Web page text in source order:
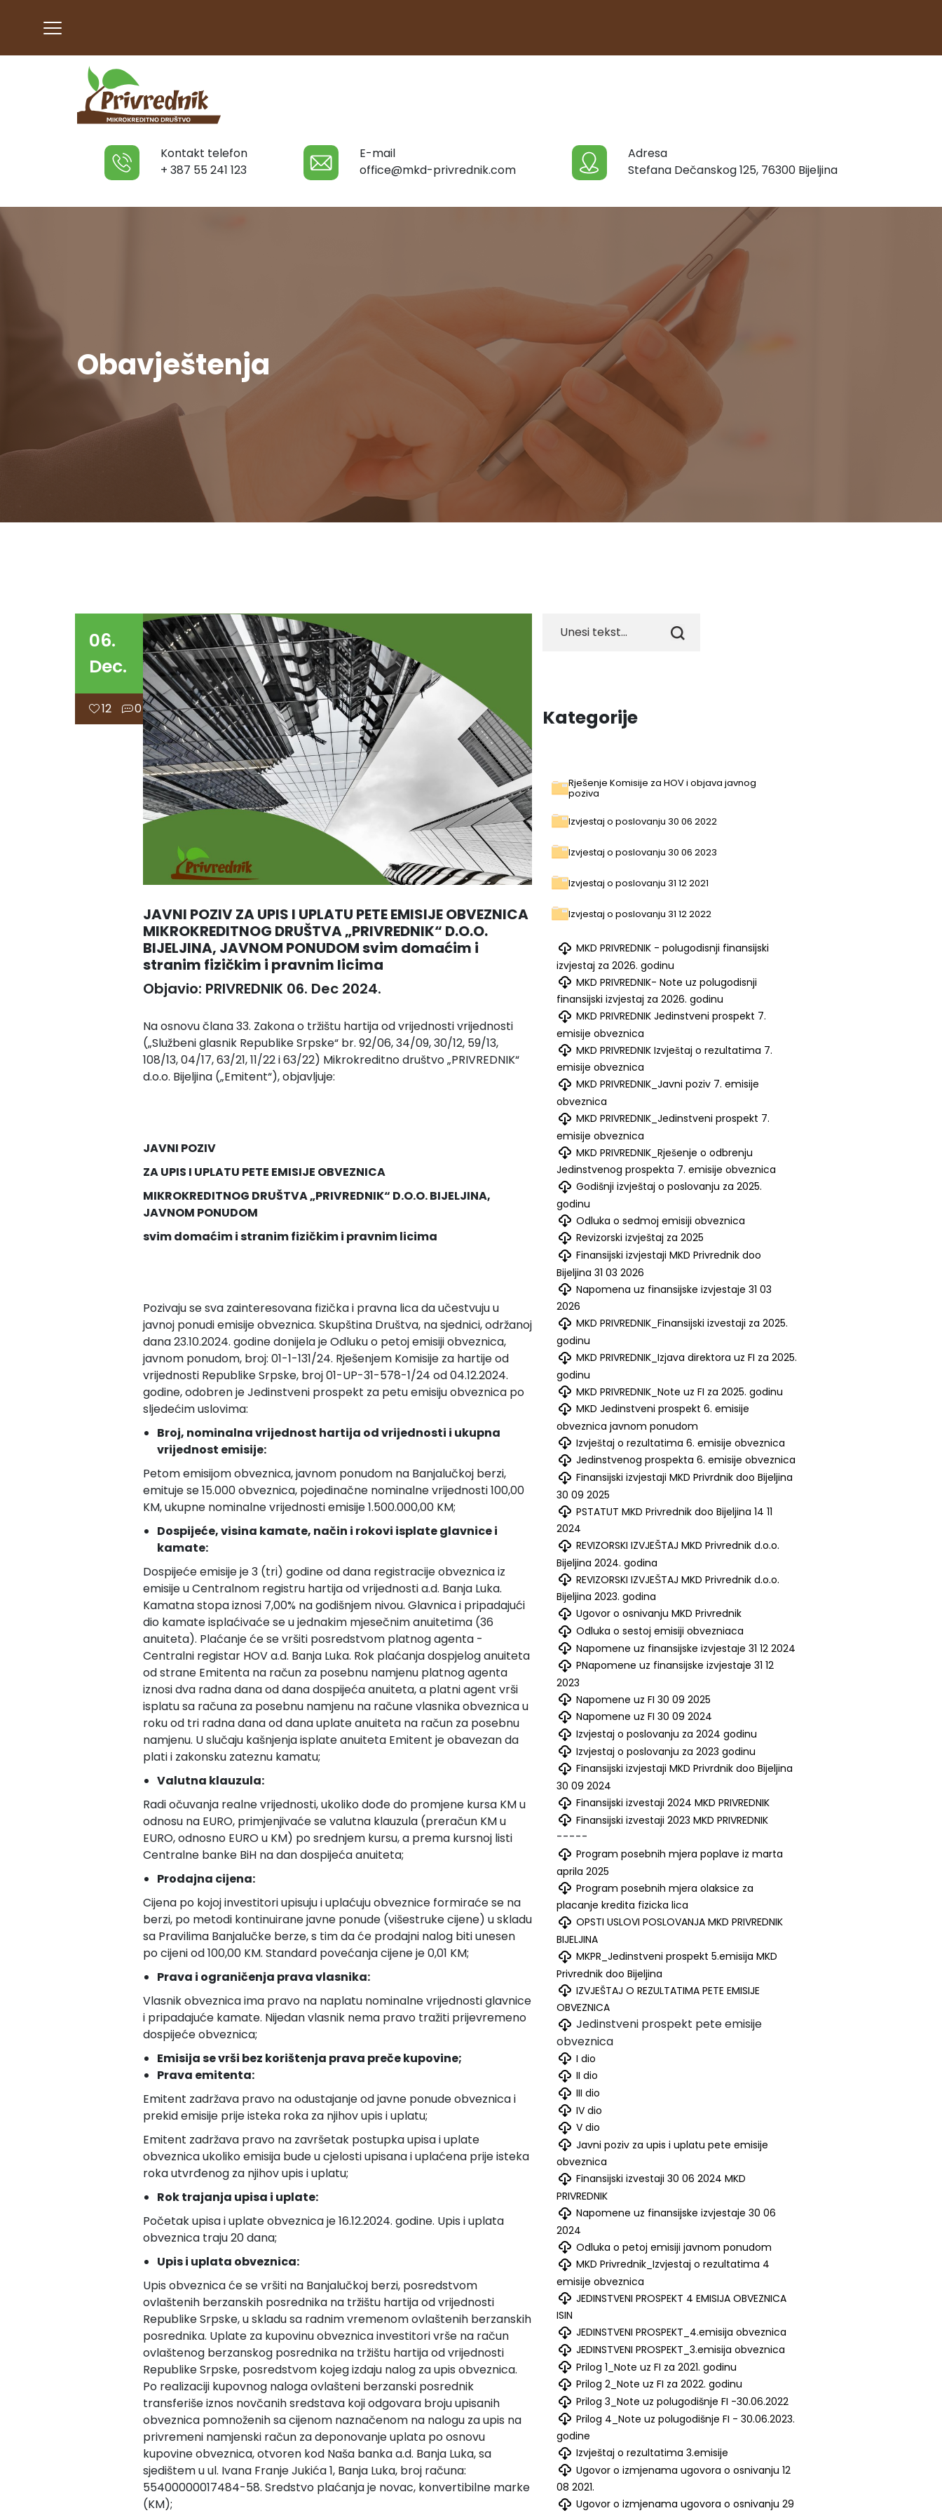
Kontakt telefon
+ 387 55 241 123
E-mail
office@mkd-privrednik.com
Adresa
Stefana Dečanskog 125, 76300 Bijeljina
Obavještenja
06.
Dec.
12 0
JAVNI POZIV ZA UPIS I UPLATU PETE EMISIJE OBVEZNICA
MIKROKREDITNOG DRUŠTVA „PRIVREDNIK“ D.O.O.
BIJELJINA, JAVNOM PONUDOM svim domaćim i
stranim fizičkim i pravnim licima
Objavio: PRIVREDNIK 06. Dec 2024.
Na osnovu člana 33. Zakona o tržištu hartija od vrijednosti vrijednosti
(„Službeni glasnik Republike Srpske“ br. 92/06, 34/09, 30/12, 59/13,
108/13, 04/17, 63/21, 11/22 i 63/22) Mikrokreditno društvo „PRIVREDNIK“
d.o.o. Bijeljina („Emitent“), objavljuje:
JAVNI POZIV
ZA UPIS I UPLATU PETE EMISIJE OBVEZNICA
MIKROKREDITNOG DRUŠTVA „PRIVREDNIK“ D.O.O. BIJELJINA,
JAVNOM PONUDOM
svim domaćim i stranim fizičkim i pravnim licima
Pozivaju se sva zainteresovana fizička i pravna lica da učestvuju u
javnoj ponudi emisije obveznica. Skupština Društva, na sjednici, održanoj
dana 23.10.2024. godine donijela je Odluku o petoj emisiji obveznica,
javnom ponudom, broj: 01-1-131/24. Rješenjem Komisije za hartije od
vrijednosti Republike Srpske, broj 01-UP-31-578-1/24 od 04.12.2024.
godine, odobren je Jedinstveni prospekt za petu emisiju obveznica po
sljedećim uslovima:
Broj, nominalna vrijednost hartija od vrijednosti i ukupna
vrijednost emisije:
Petom emisijom obveznica, javnom ponudom na Banjalučkoj berzi,
emituje se 15.000 obveznica, pojedinačne nominalne vrijednosti 100,00
KM, ukupne nominalne vrijednosti emisije 1.500.000,00 KM;
Dospijeće, visina kamate, način i rokovi isplate glavnice i
kamate:
Dospijeće emisije je 3 (tri) godine od dana registracije obveznica iz
emisije u Centralnom registru hartija od vrijednosti a.d. Banja Luka.
Kamatna stopa iznosi 7,00% na godišnjem nivou. Glavnica i pripadajući
dio kamate isplaćivaće se u jednakim mjesečnim anuitetima (36
anuiteta). Plaćanje će se vršiti posredstvom platnog agenta -
Centralni registar HOV a.d. Banja Luka. Rok plaćanja dospjelog anuiteta
od strane Emitenta na račun za posebnu namjenu platnog agenta
iznosi dva radna dana od dana dospijeća anuiteta, a platni agent vrši
isplatu sa računa za posebnu namjenu na račune vlasnika obveznica u
roku od tri radna dana od dana uplate anuiteta na račun za posebnu
namjenu. U slučaju kašnjenja isplate anuiteta Emitent je obavezan da
plati i zakonsku zateznu kamatu;
Valutna klauzula:
Radi očuvanja realne vrijednosti, ukoliko dođe do promjene kursa KM u
odnosu na EURO, primjenjivaće se valutna klauzula (preračun KM u
EURO, odnosno EURO u KM) po srednjem kursu, a prema kursnoj listi
Centralne banke BiH na dan dospijeća anuiteta;
Prodajna cijena:
Cijena po kojoj investitori upisuju i uplaćuju obveznice formiraće se na
berzi, po metodi kontinuirane javne ponude (višestruke cijene) u skladu
sa Pravilima Banjalučke berze, s tim da će prodajni nalog biti unesen
po cijeni od 100,00 KM. Standard povećanja cijene je 0,01 KM;
Prava i ograničenja prava vlasnika:
Vlasnik obveznica ima pravo na naplatu nominalne vrijednosti glavnice
i pripadajuće kamate. Nijedan vlasnik nema pravo tražiti prijevremeno
dospijeće obveznica;
Emisija se vrši bez korištenja prava preče kupovine;
Prava emitenta:
Emitent zadržava pravo na odustajanje od javne ponude obveznica i
prekid emisije prije isteka roka za njihov upis i uplatu;
Emitent zadržava pravo na završetak postupka upisa i uplate
obveznica ukoliko emisija bude u cjelosti upisana i uplaćena prije isteka
roka utvrđenog za njihov upis i uplatu;
Rok trajanja upisa i uplate:
Početak upisa i uplate obveznica je 16.12.2024. godine. Upis i uplata
obveznica traju 20 dana;
Upis i uplata obveznica:
Upis obveznica će se vršiti na Banjalučkoj berzi, posredstvom
ovlaštenih berzanskih posrednika na tržištu hartija od vrijednosti
Republike Srpske, u skladu sa radnim vremenom ovlaštenih berzanskih
posrednika. Uplate za kupovinu obveznica investitori vrše na račun
ovlaštenog berzanskog posrednika na tržištu hartija od vrijednosti
Republike Srpske, posredstvom kojeg izdaju nalog za upis obveznica.
Po realizaciji kupovnog naloga ovlašteni berzanski posrednik
transferiše iznos novčanih sredstava koji odgovara broju upisanih
obveznica pomnoženih sa cijenom naznačenom na nalogu za upis na
privremeni namjenski račun za deponovanje uplata po osnovu
kupovine obveznica, otvoren kod Naša banka a.d. Banja Luka, sa
sjedištem u ul. Ivana Franje Jukića 1, Banja Luka, broj računa:
55400000017484-58. Sredstvo plaćanja je novac, konvertibilne marke
(KM);
Kategorije
Rješenje Komisije za HOV i objava javnog
poziva
Izvjestaj o poslovanju 30 06 2022
Izvjestaj o poslovanju 30 06 2023
Izvjestaj o poslovanju 31 12 2021
Izvjestaj o poslovanju 31 12 2022
MKD PRIVREDNIK - polugodisnji finansijski
izvjestaj za 2026. godinu
MKD PRIVREDNIK- Note uz polugodisnji
finansijski izvjestaj za 2026. godinu
MKD PRIVREDNIK Jedinstveni prospekt 7.
emisije obveznica
MKD PRIVREDNIK Izvještaj o rezultatima 7.
emisije obveznica
MKD PRIVREDNIK_Javni poziv 7. emisije
obveznica
MKD PRIVREDNIK_Jedinstveni prospekt 7.
emisije obveznica
MKD PRIVREDNIK_Rješenje o odbrenju
Jedinstvenog prospekta 7. emisije obveznica
Godišnji izvještaj o poslovanju za 2025.
godinu
Odluka o sedmoj emisiji obveznica
Revizorski izvještaj za 2025
Finansijski izvjestaji MKD Privrednik doo
Bijeljina 31 03 2026
Napomena uz finansijske izvjestaje 31 03
2026
MKD PRIVREDNIK_Finansijski izvestaji za 2025.
godinu
MKD PRIVREDNIK_Izjava direktora uz FI za 2025.
godinu
MKD PRIVREDNIK_Note uz FI za 2025. godinu
MKD Jedinstveni prospekt 6. emisije
obveznica javnom ponudom
Izvještaj o rezultatima 6. emisije obveznica
Jedinstvenog prospekta 6. emisije obveznica
Finansijski izvjestaji MKD Privrdnik doo Bijeljina
30 09 2025
PSTATUT MKD Privrednik doo Bijeljina 14 11
2024
REVIZORSKI IZVJEŠTAJ MKD Privrednik d.o.o.
Bijeljina 2024. godina
REVIZORSKI IZVJEŠTAJ MKD Privrednik d.o.o.
Bijeljina 2023. godina
Ugovor o osnivanju MKD Privrednik
Odluka o sestoj emisiji obvezniaca
Napomene uz finansijske izvjestaje 31 12 2024
PNapomene uz finansijske izvjestaje 31 12
2023
Napomene uz FI 30 09 2025
Napomene uz FI 30 09 2024
Izvjestaj o poslovanju za 2024 godinu
Izvjestaj o poslovanju za 2023 godinu
Finansijski izvjestaji MKD Privrdnik doo Bijeljina
30 09 2024
Finansijski izvestaji 2024 MKD PRIVREDNIK
Finansijski izvestaji 2023 MKD PRIVREDNIK
-----
Program posebnih mjera poplave iz marta
aprila 2025
Program posebnih mjera olaksice za
placanje kredita fizicka lica
OPSTI USLOVI POSLOVANJA MKD PRIVREDNIK
BIJELJINA
MKPR_Jedinstveni prospekt 5.emisija MKD
Privrednik doo Bijeljina
IZVJEŠTAJ O REZULTATIMA PETE EMISIJE
OBVEZNICA
Jedinstveni prospekt pete emisije
obveznica
I dio
II dio
III dio
IV dio
V dio
Javni poziv za upis i uplatu pete emisije
obveznica
Finansijski izvestaji 30 06 2024 MKD
PRIVREDNIK
Napomene uz finansijske izvjestaje 30 06
2024
Odluka o petoj emisiji javnom ponudom
MKD Privrednik_Izvjestaj o rezultatima 4
emisije obveznica
JEDINSTVENI PROSPEKT 4 EMISIJA OBVEZNICA
ISIN
JEDINSTVENI PROSPEKT_4.emisija obveznica
JEDINSTVENI PROSPEKT_3.emisija obveznica
Prilog 1_Note uz FI za 2021. godinu
Prilog 2_Note uz FI za 2022. godinu
Prilog 3_Note uz polugodišnje FI -30.06.2022
Prilog 4_Note uz polugodišnje FI - 30.06.2023.
godine
Izvještaj o rezultatima 3.emisije
Ugovor o izmjenama ugovora o osnivanju 12
08 2021.
Ugovor o izmjenama ugovora o osnivanju 29